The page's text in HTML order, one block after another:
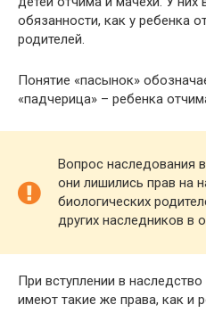
обязанности, как у ребенка
родителей.
Понятие «пасынок»
«падчерица» – ребенка
Вопрос наследования
они лишились прав на
биологических
других наследников в
При вступлении в
имеют такие же права, как и